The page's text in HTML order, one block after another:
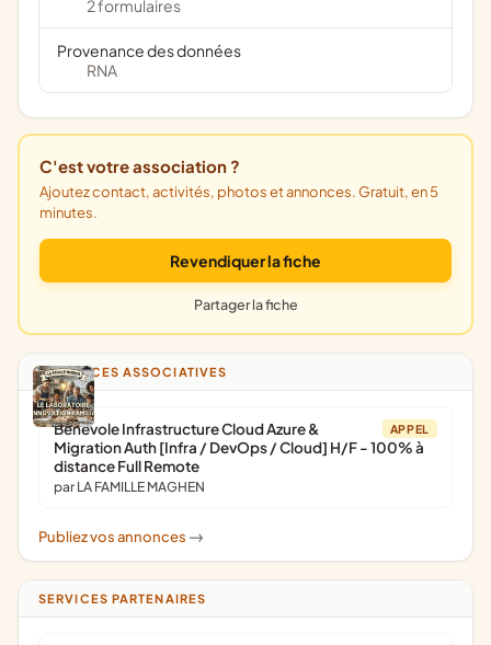
2 formulaires
Provenance des données
RNA
C'est votre association ?
Ajoutez contact, activités, photos et annonces. Gratuit, en 5
minutes.
Revendiquer la fiche
Partager la fiche
ANNONCES ASSOCIATIVES
APPEL
Bénévole Infrastructure Cloud Azure &
Migration Auth [Infra / DevOps / Cloud] H/F - 100% à
distance Full Remote
par LA FAMILLE MAGHEN
Publiez vos annonces ->
SERVICES PARTENAIRES